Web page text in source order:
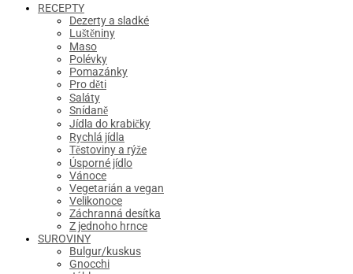
RECEPTY
Dezerty a sladké
Luštěniny
Maso
Polévky
Pomazánky
Pro děti
Saláty
Snídaně
Jídla do krabičky
Rychlá jídla
Těstoviny a rýže
Úsporné jídlo
Vánoce
Vegetarián a vegan
Velikonoce
Záchranná desítka
Z jednoho hrnce
SUROVINY
Bulgur/kuskus
Gnocchi